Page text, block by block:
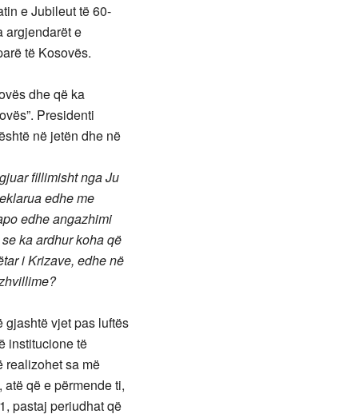
e Jubileut të 60-
argjendarët e
të Kosovës.
dhe që ka
Presidenti
në jetën dhe në
fillimisht nga Ju
edhe me
edhe angazhimi
ka ardhur koha që
i Krizave, edhe në
gjashtë vjet pas luftës
institucione të
realizohet sa më
që e përmende ti,
pastaj periudhat që